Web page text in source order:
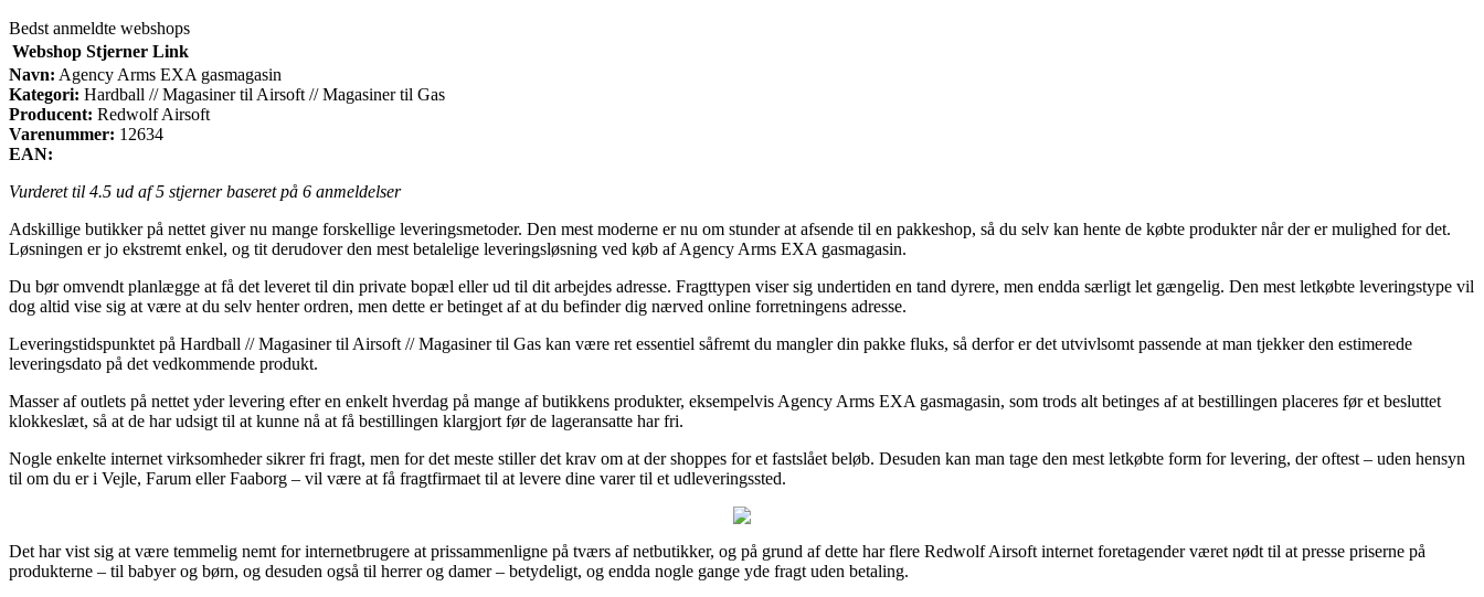
Bedst anmeldte webshops
Webshop Stjerner Link
Navn: Agency Arms EXA gasmagasin
Kategori: Hardball // Magasiner til Airsoft // Magasiner til Gas
Producent: Redwolf Airsoft
Varenummer: 12634
EAN:
Vurderet til 4.5 ud af 5 stjerner baseret på 6 anmeldelser
Adskillige butikker på nettet giver nu mange forskellige leveringsmetoder. Den mest moderne er nu om stunder at afsende til en pakkeshop, så du selv kan hente de købte produkter når der er mulighed for det.
Løsningen er jo ekstremt enkel, og tit derudover den mest betalelige leveringsløsning ved køb af Agency Arms EXA gasmagasin.
Du bør omvendt planlægge at få det leveret til din private bopæl eller ud til dit arbejdes adresse. Fragttypen viser sig undertiden en tand dyrere, men endda særligt let gængelig. Den mest letkøbte leveringstype vil
dog altid vise sig at være at du selv henter ordren, men dette er betinget af at du befinder dig nærved online forretningens adresse.
Leveringstidspunktet på Hardball // Magasiner til Airsoft // Magasiner til Gas kan være ret essentiel såfremt du mangler din pakke fluks, så derfor er det utvivlsomt passende at man tjekker den estimerede
leveringsdato på det vedkommende produkt.
Masser af outlets på nettet yder levering efter en enkelt hverdag på mange af butikkens produkter, eksempelvis Agency Arms EXA gasmagasin, som trods alt betinges af at bestillingen placeres før et besluttet
klokkeslæt, så at de har udsigt til at kunne nå at få bestillingen klargjort før de lageransatte har fri.
Nogle enkelte internet virksomheder sikrer fri fragt, men for det meste stiller det krav om at der shoppes for et fastslået beløb. Desuden kan man tage den mest letkøbte form for levering, der oftest – uden hensyn
til om du er i Vejle, Farum eller Faaborg – vil være at få fragtfirmaet til at levere dine varer til et udleveringssted.
Det har vist sig at være temmelig nemt for internetbrugere at prissammenligne på tværs af netbutikker, og på grund af dette har flere Redwolf Airsoft internet foretagender været nødt til at presse priserne på
produkterne – til babyer og børn, og desuden også til herrer og damer – betydeligt, og endda nogle gange yde fragt uden betaling.